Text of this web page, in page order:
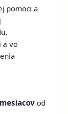
pomoci a
a vo
od